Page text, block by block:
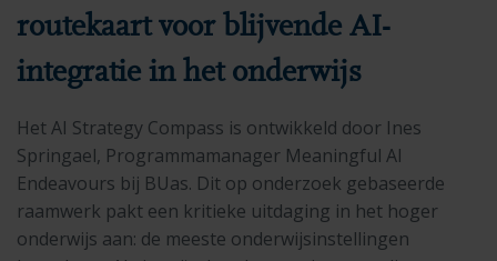
routekaart voor blijvende AI-
integratie in het onderwijs
Het AI Strategy Compass is ontwikkeld door Ines
Springael, Programmamanager Meaningful AI
Endeavours bij BUas. Dit op onderzoek gebaseerde
raamwerk pakt een kritieke uitdaging in het hoger
onderwijs aan: de meeste onderwijsinstellingen